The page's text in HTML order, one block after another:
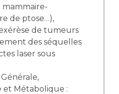
de ptose…),
de tumeurs
des séquelles
laser sous
et Métabolique :